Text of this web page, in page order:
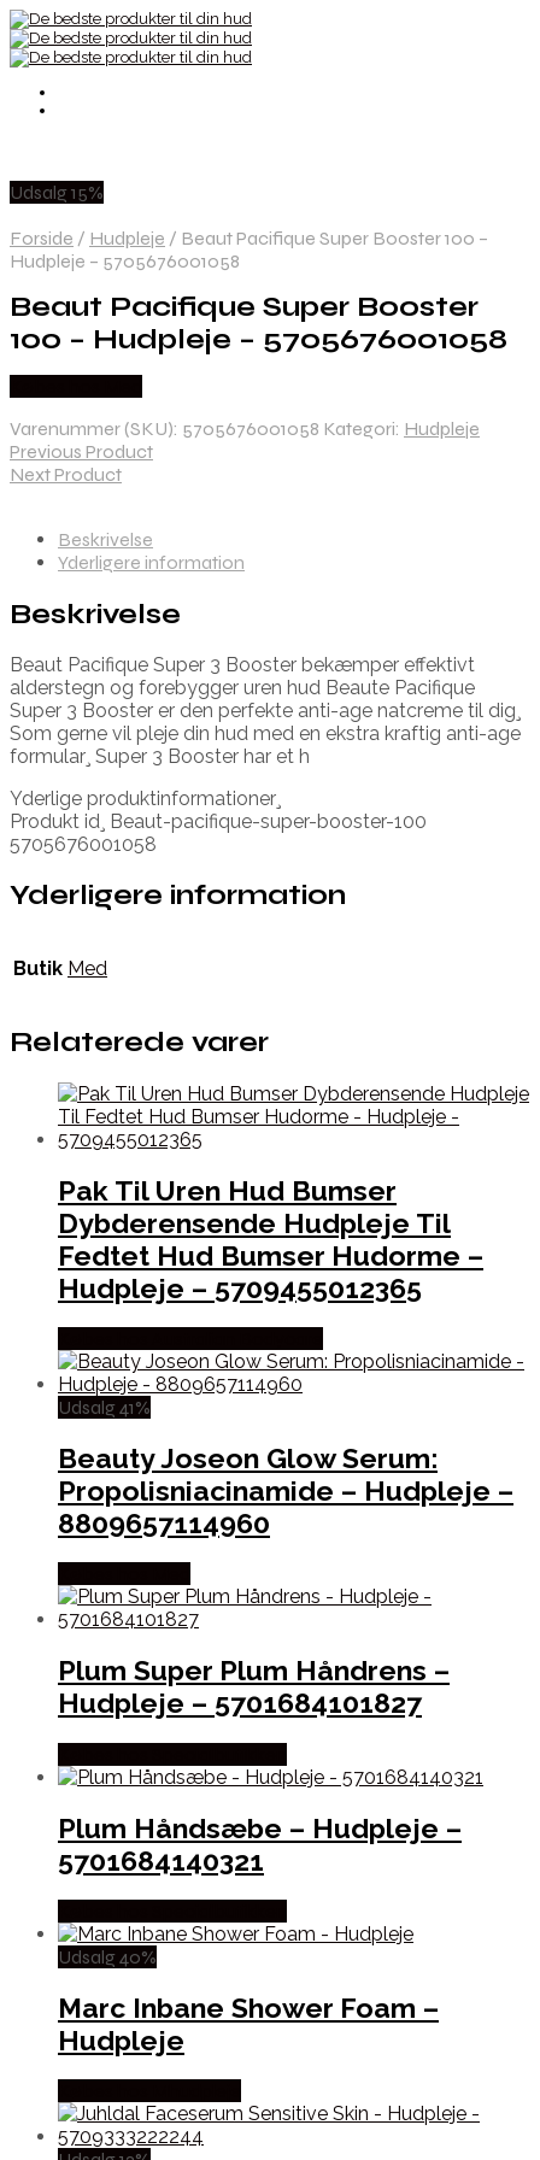
Udsalg 15%
Forside / Hudpleje / Beaut Pacifique Super Booster 100 –
Hudpleje – 5705676001058
Beaut Pacifique Super Booster
100 – Hudpleje – 5705676001058
Varenummer (SKU): 5705676001058 Kategori: Hudpleje
Previous Product
Next Product
Beskrivelse
Yderligere information
Beskrivelse
Beaut Pacifique Super 3 Booster bekæmper effektivt
alderstegn og forebygger uren hud Beaute Pacifique
Super 3 Booster er den perfekte anti-age natcreme til dig¸
Som gerne vil pleje din hud med en ekstra kraftig anti-age
formular¸ Super 3 Booster har et h
Yderlige produktinformationer¸
Produkt id¸ Beaut-pacifique-super-booster-100
5705676001058
Yderligere information
Butik Med
Relaterede varer
Pak Til Uren Hud Bumser
Dybderensende Hudpleje Til
Fedtet Hud Bumser Hudorme –
Hudpleje – 5709455012365
Udsalg 41%
Beauty Joseon Glow Serum:
Propolisniacinamide – Hudpleje –
8809657114960
Plum Super Plum Håndrens –
Hudpleje – 5701684101827
Plum Håndsæbe – Hudpleje –
5701684140321
Udsalg 40%
Marc Inbane Shower Foam –
Hudpleje